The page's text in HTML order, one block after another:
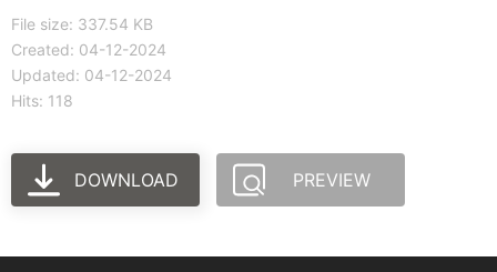
File size: 337.54 KB
Created: 04-12-2024
Updated: 04-12-2024
Hits: 118
DOWNLOAD PREVIEW